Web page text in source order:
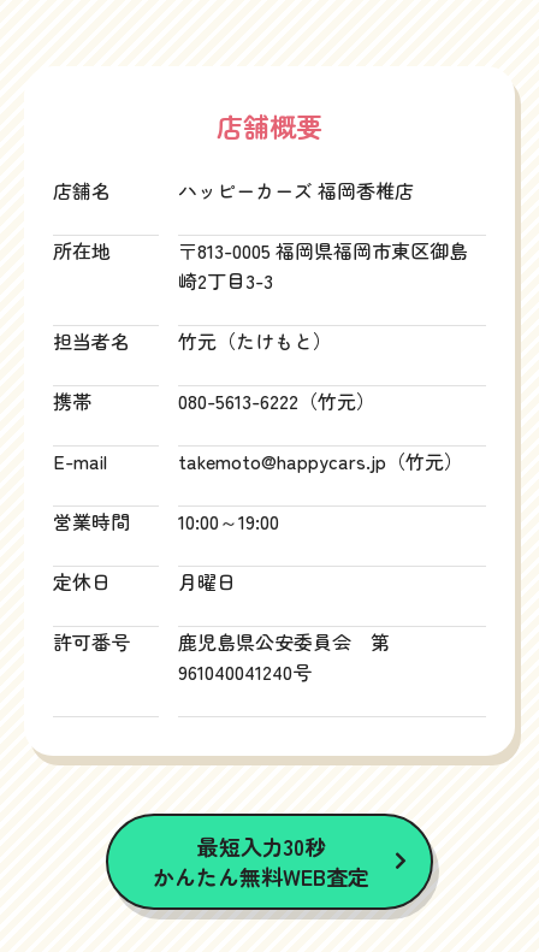
店舗概要
店舗名 ハッピーカーズ 福岡香椎店
所在地
〒813-0005 福岡県福岡市東区御島
崎2丁目3-3
担当者名 竹元（たけもと）
携帯 080-5613-6222（竹元）
E-mail takemoto@happycars.jp（竹元）
営業時間 10:00～19:00
定休日 月曜日
許可番号
鹿児島県公安委員会 第
961040041240号
最短入力30秒
かんたん無料WEB査定